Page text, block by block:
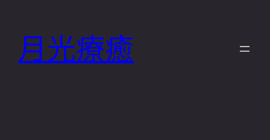
月光療癒